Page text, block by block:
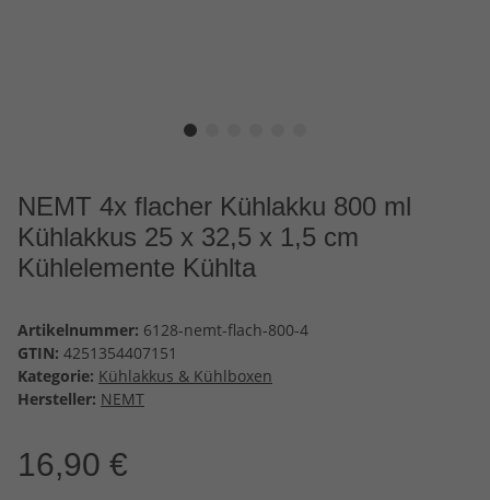
NEMT 4x flacher Kühlakku 800 ml
Kühlakkus 25 x 32,5 x 1,5 cm
Kühlelemente Kühlta
Artikelnummer: 6128-nemt-flach-800-4
GTIN: 4251354407151
Kategorie: Kühlakkus & Kühlboxen
Hersteller: NEMT
16,90 €